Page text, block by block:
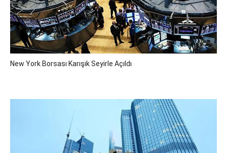
New York Borsası Karışık Seyirle Açıldı